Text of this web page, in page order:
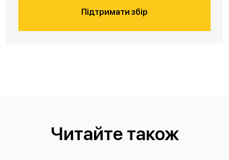
Підтримати збір
Читайте також